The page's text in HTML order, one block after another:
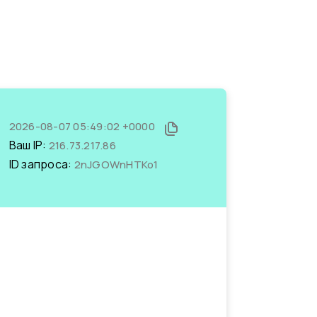
2026-08-07 05:49:02 +0000
Ваш IP: 216.73.217.86
ID запроса: 2nJGOWnHTKo1